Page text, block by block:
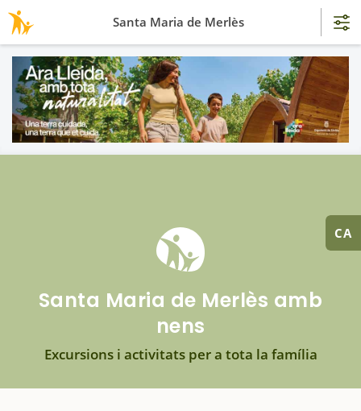
CA
Santa Maria de Merlès amb
nens
Excursions i activitats per a tota la família
Santa Maria de Merlès